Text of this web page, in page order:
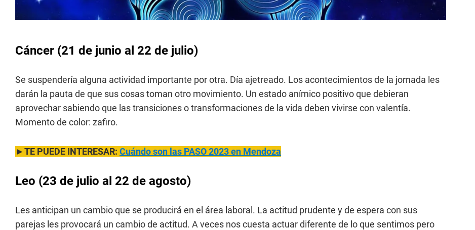
Cáncer (21 de junio al 22 de julio)
Se suspendería alguna actividad importante por otra. Día ajetreado. Los acontecimientos de la jornada les
darán la pauta de que sus cosas toman otro movimiento. Un estado anímico positivo que debieran
aprovechar sabiendo que las transiciones o transformaciones de la vida deben vivirse con valentía.
Momento de color: zafiro.
►TE PUEDE INTERESAR: Cuándo son las PASO 2023 en Mendoza
Leo (23 de julio al 22 de agosto)
Les anticipan un cambio que se producirá en el área laboral. La actitud prudente y de espera con sus
parejas les provocará un cambio de actitud. A veces nos cuesta actuar diferente de lo que sentimos pero